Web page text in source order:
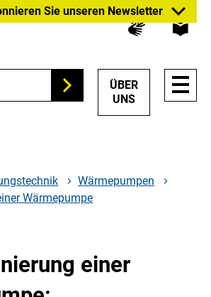
Sie unseren Newsletter
Suchen
ÜBER
UNS
Wärmepumpen
Wärmepumpe
einer